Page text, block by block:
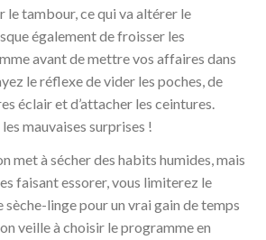
le tambour, ce qui va altérer le
également de froisser les
avant de mettre vos affaires dans
le réflexe de vider les poches, de
éclair et d’attacher les ceintures.
mauvaises surprises !
met à sécher des habits humides, mais
faisant essorer, vous limiterez le
sèche-linge pour un vrai gain de temps
veille à choisir le programme en